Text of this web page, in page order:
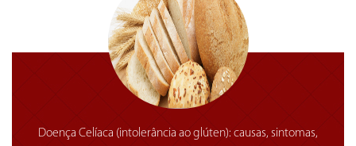
Doença Celíaca (intolerância ao glúten): causas, sintomas,